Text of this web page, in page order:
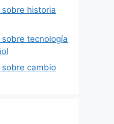
historia
tecnología
cambio